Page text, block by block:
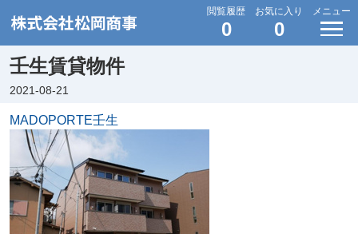
閲覧履歴
0
お気に入り
0
メニュー
壬生賃貸物件
2021-08-21
MADOPORTE壬生